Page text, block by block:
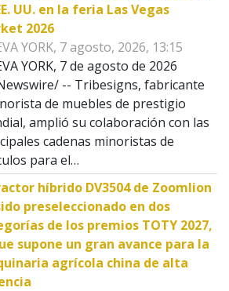
UU. en la feria Las Vegas
2026
YORK, 7 agosto, 2026, 13:15
YORK, 7 de agosto de 2026
-- Tribesigns, fabricante
de muebles de prestigio
amplió su colaboración con las
cadenas minoristas de
para el…
híbrido DV3504 de Zoomlion
preseleccionado en dos
de los premios TOTY 2027,
supone un gran avance para la
agrícola china de alta